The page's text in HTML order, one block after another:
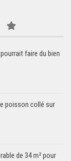
faire du bien
poisson collé sur
de 34 m² pour